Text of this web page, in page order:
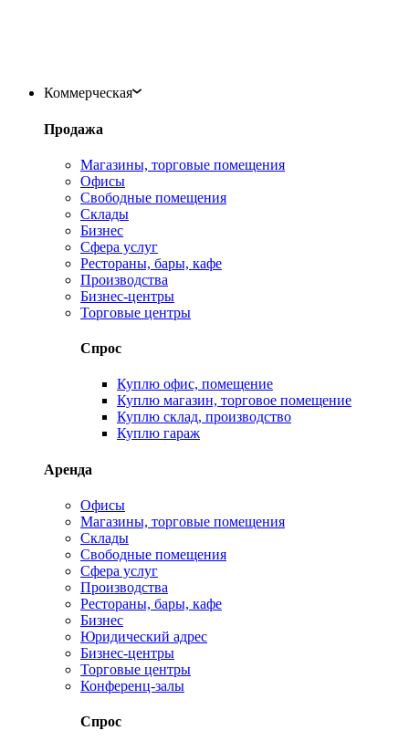
Коммерческая
Продажа
Магазины, торговые помещения
Офисы
Свободные помещения
Склады
Бизнес
Сфера услуг
Рестораны, бары, кафе
Производства
Бизнес-центры
Торговые центры
Спрос
Куплю офис, помещение
Куплю магазин, торговое помещение
Куплю склад, производство
Куплю гараж
Аренда
Офисы
Магазины, торговые помещения
Склады
Свободные помещения
Сфера услуг
Производства
Рестораны, бары, кафе
Бизнес
Юридический адрес
Бизнес-центры
Торговые центры
Конференц-залы
Спрос